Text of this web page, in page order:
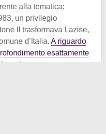
alla tematica:
un privilegio
II trasformava Lazise,
d’Italia. A riguardo
esattamente